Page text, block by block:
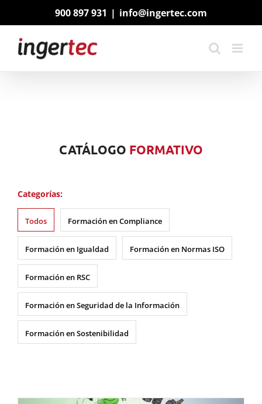
900 897 931 | info@ingertec.com
CATÁLOGO FORMATIVO
Categorías:
Todos Formación en Compliance
Formación en Igualdad Formación en Normas ISO
Formación en RSC
Formación en Seguridad de la Información
Formación en Sostenibilidad